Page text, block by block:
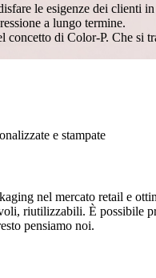
le esigenze dei
a lungo termine.
di Color-P. Che
nel mercato retail e
riutilizzabili. È possibile
pensiamo noi.